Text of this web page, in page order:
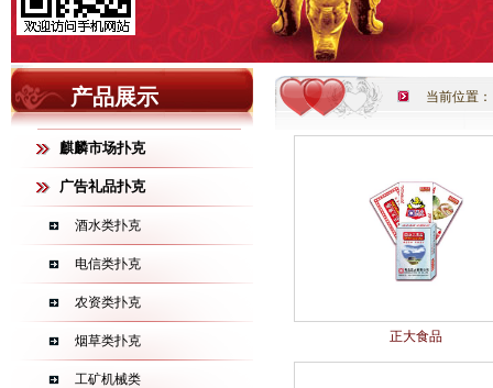
产品展示
麒麟市场扑克
广告礼品扑克
酒水类扑克
电信类扑克
农资类扑克
烟草类扑克
工矿机械类
当前位置：
正大食品